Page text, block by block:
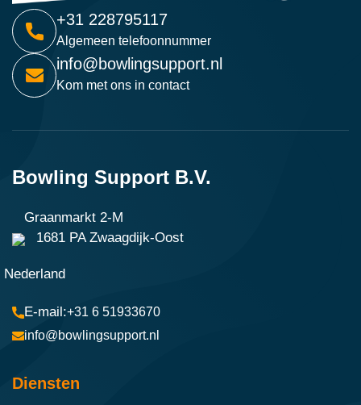
+31 228795117
Algemeen telefoonnummer
info@bowlingsupport.nl
Kom met ons in contact
Bowling Support B.V.
Graanmarkt 2-M
1681 PA Zwaagdijk-Oost
Nederland
+31 6 51933670
info@bowlingsupport.nl
Diensten